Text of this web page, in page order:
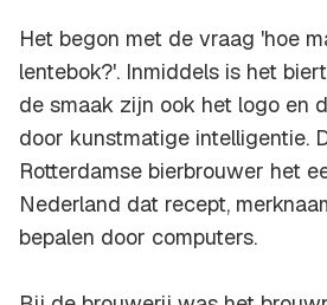
Het begon met de vraag 'hoe
lentebok?'. Inmiddels is het
de smaak zijn ook het logo en
door kunstmatige intelligentie.
Rotterdamse bierbrouwer het
Nederland dat recept,
bepalen door computers.